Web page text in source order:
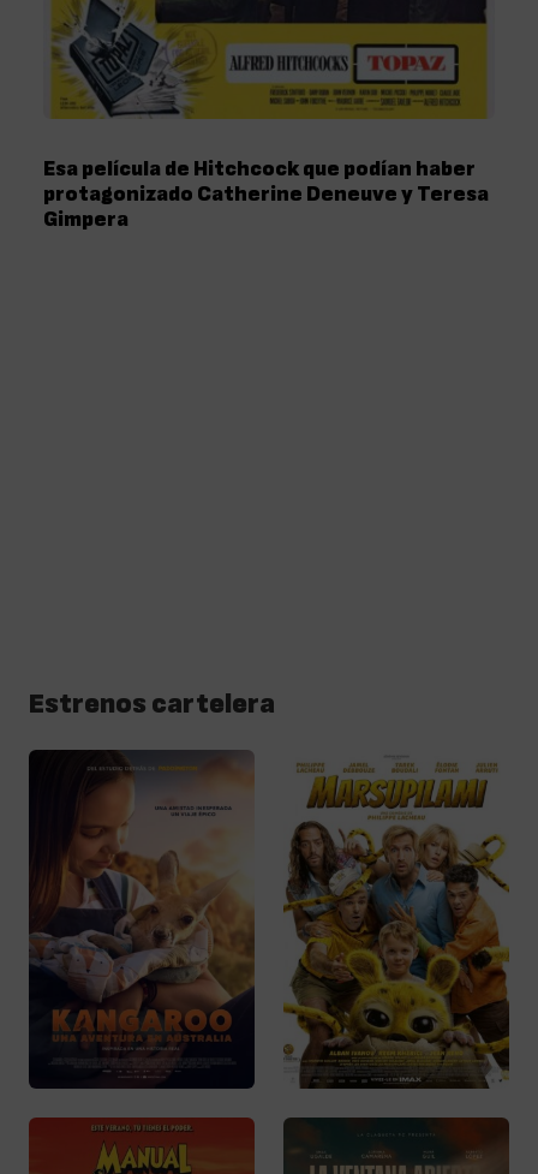
Esa película de Hitchcock que podían haber
protagonizado Catherine Deneuve y Teresa
Gimpera
Estrenos cartelera